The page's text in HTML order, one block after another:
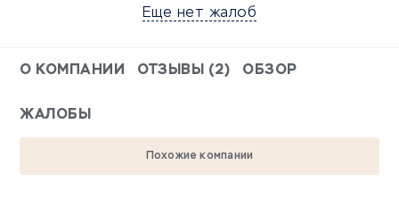
Еще нет жалоб
О КОМПАНИИ ОТЗЫВЫ (2) ОБЗОР
ЖАЛОБЫ
Похожие компании